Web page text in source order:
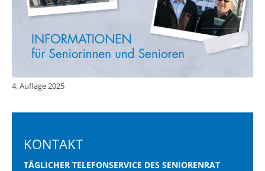
4. Auflage 2025
KONTAKT
TÄGLICHER TELEFONSERVICE DES SENIORENRAT